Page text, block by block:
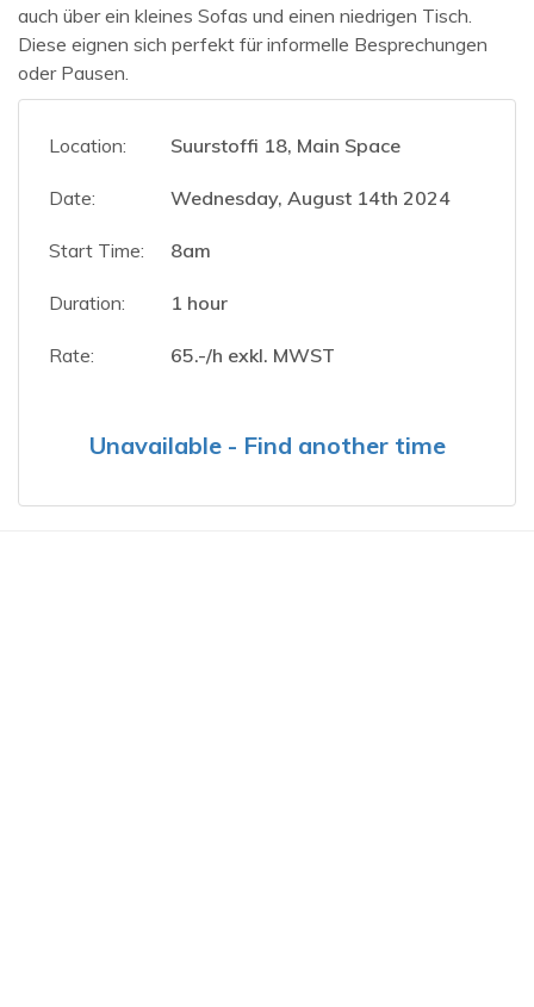
auch über ein kleines Sofas und einen niedrigen Tisch.
Diese eignen sich perfekt für informelle Besprechungen
oder Pausen.
Location: Suurstoffi 18, Main Space
Date: Wednesday, August 14th 2024
Start Time: 8am
Duration: 1 hour
Rate: 65.-/h exkl. MWST
Unavailable - Find another time